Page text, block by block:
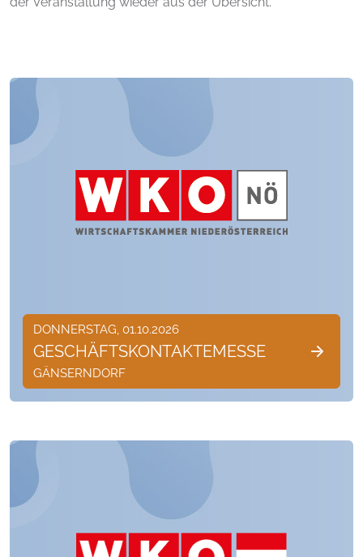
DONNERSTAG, 01.10.2026
GESCHÄFTSKONTAKTEMESSE
GÄNSERNDORF